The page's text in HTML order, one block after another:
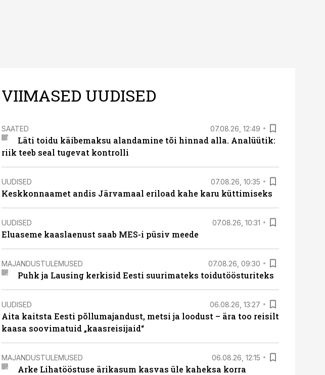
VIIMASED UUDISED
SAATED 07.08.26, 12:49
Läti toidu käibemaksu alandamine tõi hinnad alla. Analüütik:
riik teeb seal tugevat kontrolli
UUDISED 07.08.26, 10:35
Keskkonnaamet andis Järvamaal eriload kahe karu küttimiseks
UUDISED 07.08.26, 10:31
Eluaseme kaaslaenust saab MES-i püsiv meede
MAJANDUSTULEMUSED 07.08.26, 09:30
Puhk ja Lausing kerkisid Eesti suurimateks toidutöösturiteks
UUDISED 06.08.26, 13:27
Aita kaitsta Eesti põllumajandust, metsi ja loodust – ära too reisilt
kaasa soovimatuid „kaasreisijaid“
MAJANDUSTULEMUSED 06.08.26, 12:15
Arke Lihatööstuse ärikasum kasvas üle kaheksa korra